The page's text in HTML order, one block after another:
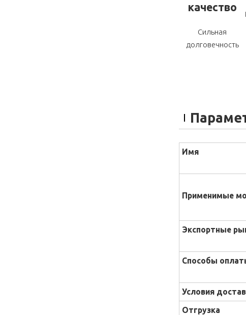
качество
Сильная
долговечность
Имя
Применимые
Экспортные
Способы
Условия
Отгрузка